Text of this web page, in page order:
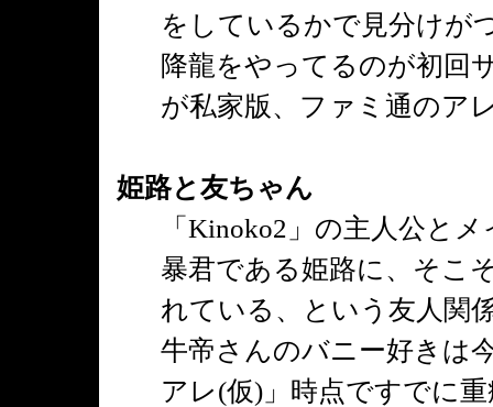
をしているかで見分けが
降龍をやってるのが初回
が私家版、ファミ通のア
姫路と友ちゃん
「Kinoko2」の主人公と
暴君である姫路に、そこ
れている、という友人関
牛帝さんのバニー好きは
アレ(仮)」時点ですでに